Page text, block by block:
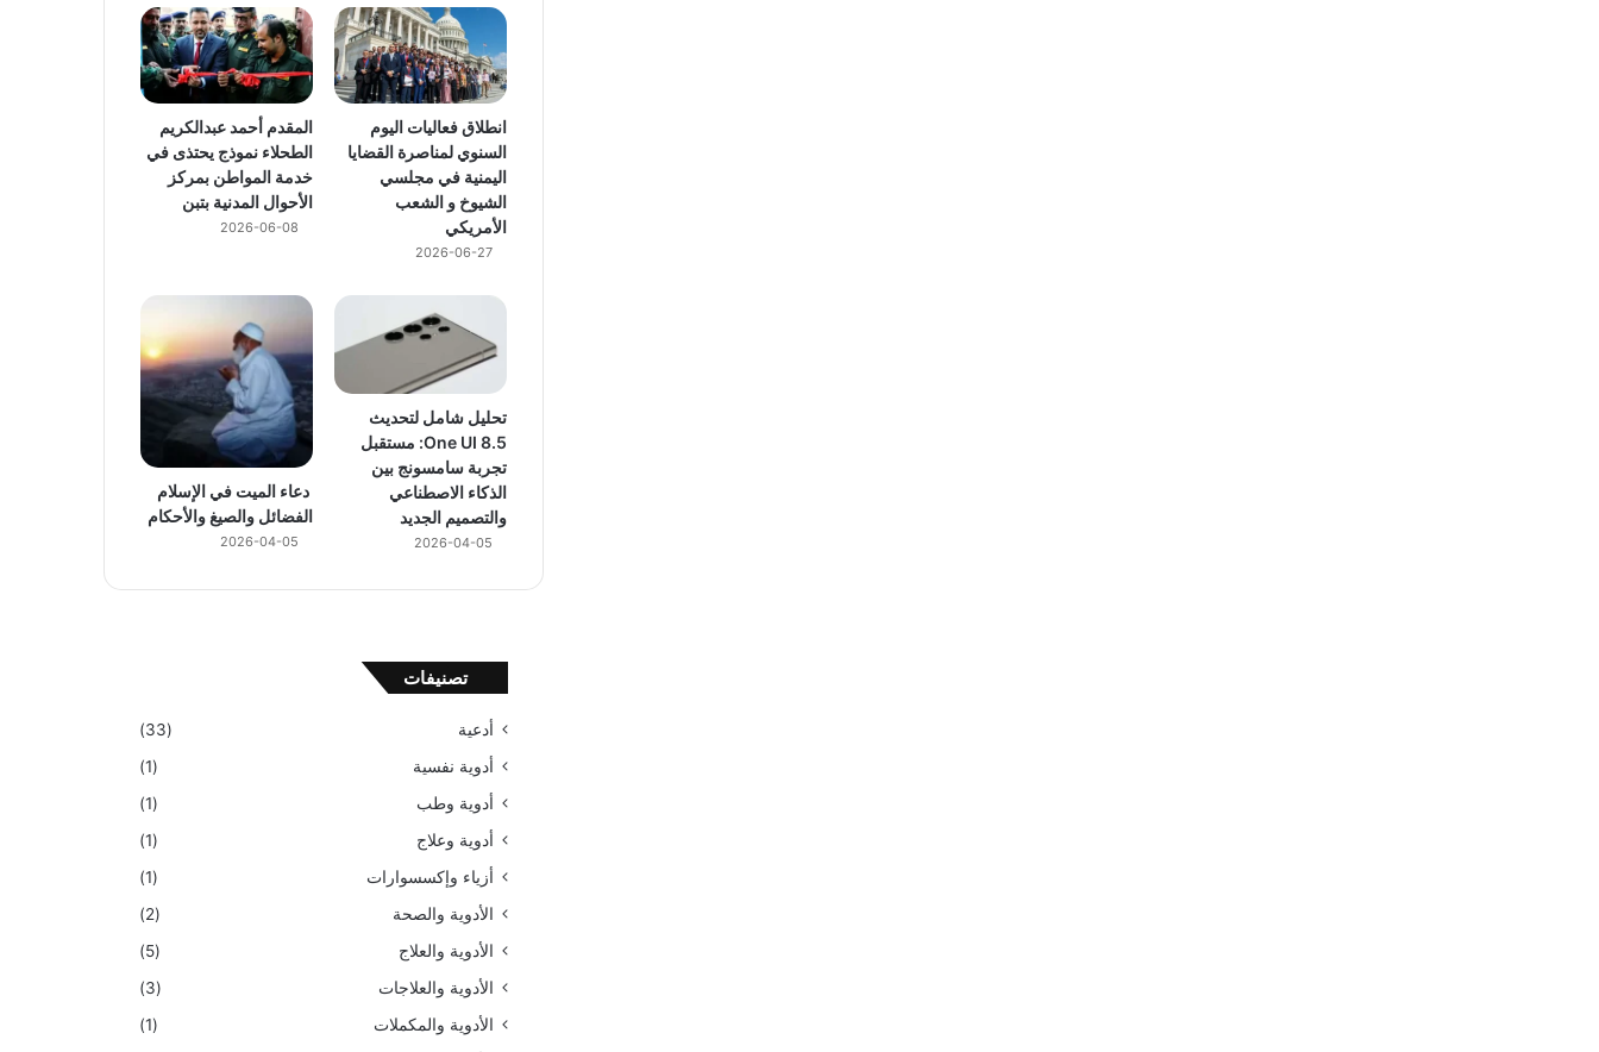
انطلاق فعاليات اليوم
السنوي لمناصرة القضايا
اليمنية في مجلسي
الشيوخ و الشعب
الأمريكي
2026-06-27
المقدم أحمد عبدالكريم
الطحلاء نموذج يحتذى في
خدمة المواطن بمركز
الأحوال المدنية بتبن
2026-06-08
تحليل شامل لتحديث
One UI 8.5: مستقبل
تجربة سامسونج بين
الذكاء الاصطناعي
والتصميم الجديد
2026-04-05
دعاء الميت في الإسلام
الفضائل والصيغ والأحكام
2026-04-05
تصنيفات
أدعية
(33)
أدوية نفسية
(1)
أدوية وطب
(1)
أدوية وعلاج
(1)
أزياء وإكسسوارات
(1)
الأدوية والصحة
(2)
الأدوية والعلاج
(5)
الأدوية والعلاجات
(3)
الأدوية والمكملات
(1)